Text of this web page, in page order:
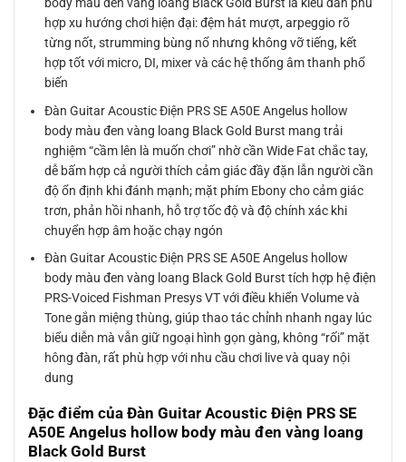
body màu đen vàng loang Black Gold Burst là kiểu đàn phù
hợp xu hướng chơi hiện đại: đệm hát mượt, arpeggio rõ
từng nốt, strumming bùng nổ nhưng không vỡ tiếng, kết
hợp tốt với micro, DI, mixer và các hệ thống âm thanh phổ
biến
Đàn Guitar Acoustic Điện PRS SE A50E Angelus hollow
body màu đen vàng loang Black Gold Burst mang trải
nghiệm “cầm lên là muốn chơi” nhờ cần Wide Fat chắc tay,
dễ bấm hợp cả người thích cảm giác đầy đặn lẫn người cần
độ ổn định khi đánh mạnh; mặt phím Ebony cho cảm giác
trơn, phản hồi nhanh, hỗ trợ tốc độ và độ chính xác khi
chuyển hợp âm hoặc chạy ngón
Đàn Guitar Acoustic Điện PRS SE A50E Angelus hollow
body màu đen vàng loang Black Gold Burst tích hợp hệ điện
PRS-Voiced Fishman Presys VT với điều khiển Volume và
Tone gắn miệng thùng, giúp thao tác chỉnh nhanh ngay lúc
biểu diễn mà vẫn giữ ngoại hình gọn gàng, không “rối” mặt
hông đàn, rất phù hợp với nhu cầu chơi live và quay nội
dung
Đặc điểm của Đàn Guitar Acoustic Điện PRS SE
A50E Angelus hollow body màu đen vàng loang
Black Gold Burst